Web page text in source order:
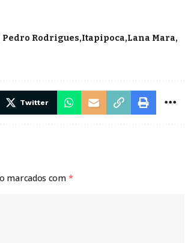
Pedro Rodrigues Itapipoca Lana Mara
Twitter
marcados com *